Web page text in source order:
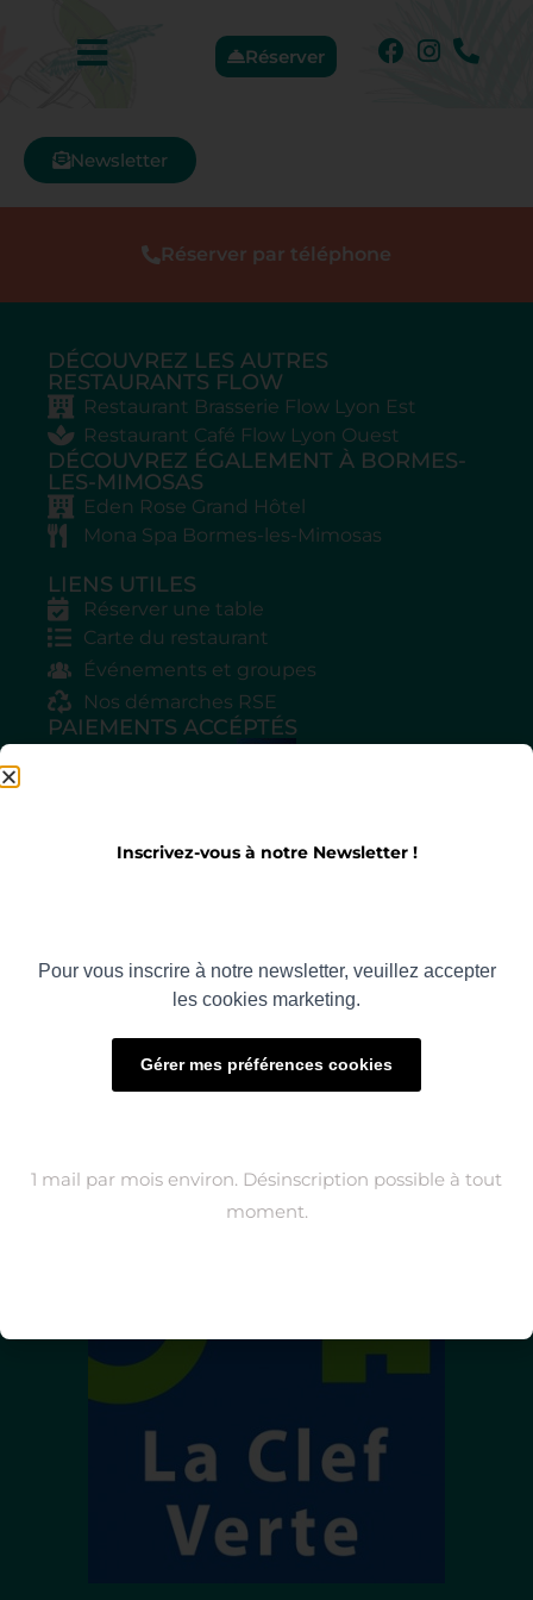
Réserver
Newsletter
Réserver par téléphone
DÉCOUVREZ LES AUTRES
RESTAURANTS FLOW
Restaurant Brasserie Flow Lyon Est
Restaurant Café Flow Lyon Ouest
DÉCOUVREZ ÉGALEMENT À BORMES-
LES-MIMOSAS
Eden Rose Grand Hôtel
Mona Spa Bormes-les-Mimosas
LIENS UTILES
Réserver une table
Carte du restaurant
Événements et groupes
Nos démarches RSE
PAIEMENTS ACCÉPTÉS
Réception restaurant : 04 22 14 65 30
REJOIGNEZ LA COMMUNAUTÉ
A DÉCOUVRIR
Inscrivez-vous à notre Newsletter !
Pour vous inscrire à notre newsletter, veuillez accepter
les cookies marketing.
Gérer mes préférences cookies
1 mail par mois environ. Désinscription possible à tout
moment.